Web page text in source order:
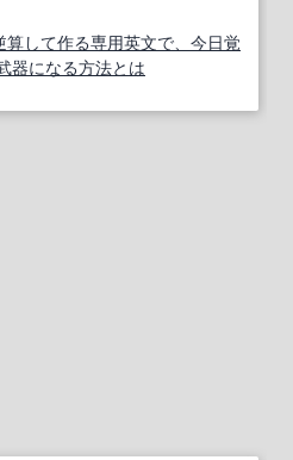
して作る専用英文で、今日覚
器になる方法とは